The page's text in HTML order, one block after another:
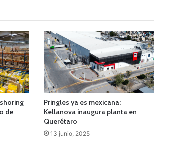
de
Pringles ya es mexicana:
Kellanova inaugura planta en
Querétaro
13 junio, 2025